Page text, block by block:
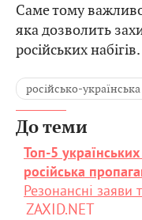
Саме тому
яка дозволить
російських набігів.
російсько-
До теми
Топ-5
російська
Резонансні заяви
ZAXID.NET